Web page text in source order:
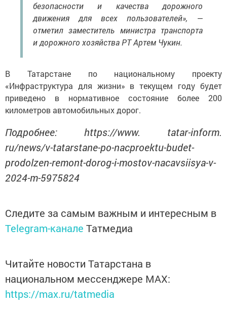
безопасности и качества дорожного
движения для всех пользователей», —
отметил заместитель министра транспорта
и дорожного хозяйства РТ Артем Чукин.
В Татарстане по национальному проекту
«Инфраструктура для жизни» в текущем году будет
приведено в нормативное состояние более 200
километров автомобильных дорог.
Подробнее: https://www. tatar-inform.
ru/news/v-tatarstane-po-nacproektu-budet-
prodolzen-remont-dorog-i-mostov-nacavsiisya-v-
2024-m-5975824
Следите за самым важным и интересным в
Telegram-канале Татмедиа
Читайте новости Татарстана в
национальном мессенджере MАХ:
https://max.ru/tatmedia